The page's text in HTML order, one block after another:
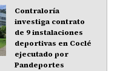
Contraloría
investiga contrato
de 9 instalaciones
deportivas en Coclé
ejecutado por
Pandeportes